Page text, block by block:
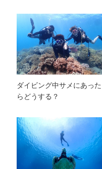
ダイビング中サメにあった
らどうする？